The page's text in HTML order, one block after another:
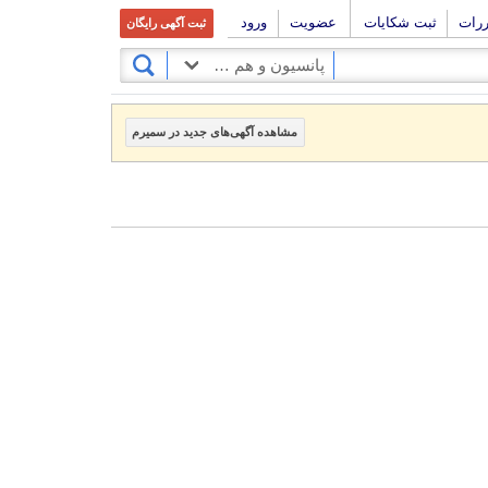
ثبت شکایات عضویت ورود ثبت آگهی رایگان
پانسیون و هم خانه، اجاره اتاق
مشاهده آگهی‌های جدید در سمیرم